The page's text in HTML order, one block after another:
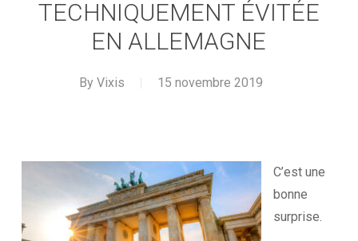
TECHNIQUEMENT ÉVITÉE
EN ALLEMAGNE
By Vixis 15 novembre 2019
C’est une
bonne
surprise.